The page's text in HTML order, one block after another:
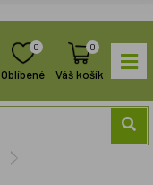
0
Oblíbené
0
Váš košík